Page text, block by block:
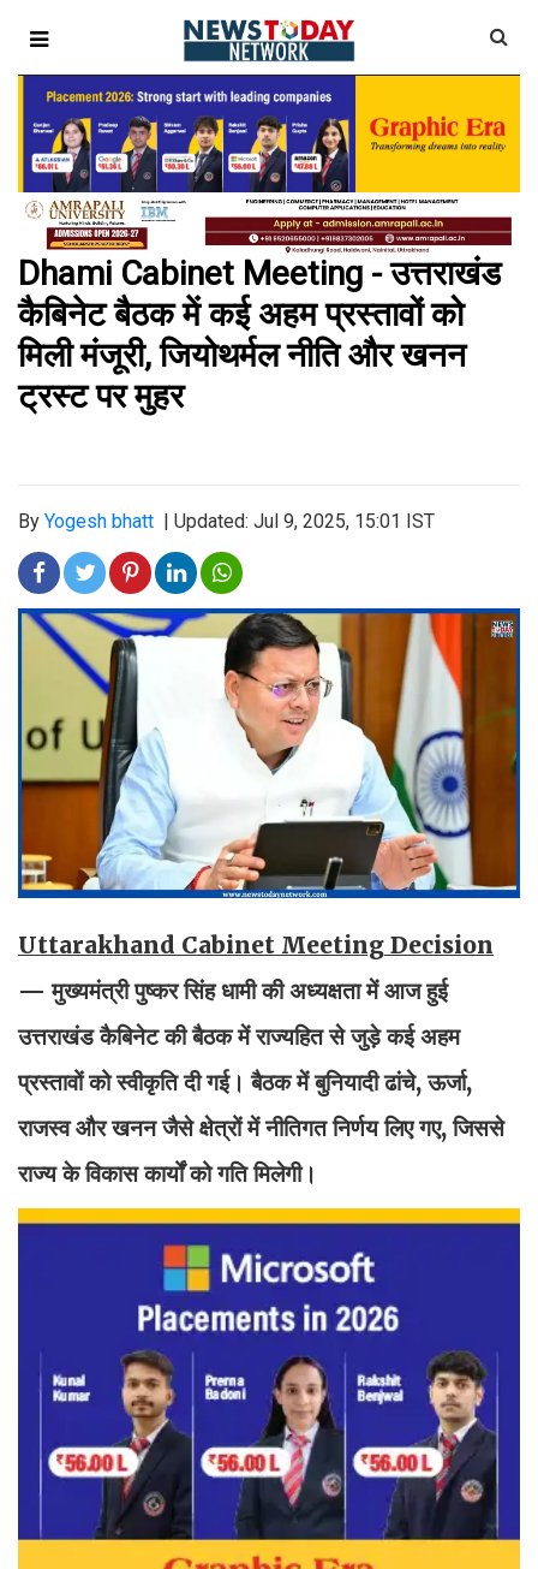
Dhami Cabinet Meeting - उत्तराखंड
कैबिनेट बैठक में कई अहम प्रस्तावों को
मिली मंजूरी, जियोथर्मल नीति और खनन
ट्रस्ट पर मुहर
By Yogesh bhatt Updated: Jul 9, 2025, 15:01 IST
Uttarakhand Cabinet Meeting Decision
— मुख्यमंत्री पुष्कर सिंह धामी की अध्यक्षता में आज हुई
उत्तराखंड कैबिनेट की बैठक में राज्यहित से जुड़े कई अहम
प्रस्तावों को स्वीकृति दी गई। बैठक में बुनियादी ढांचे, ऊर्जा,
राजस्व और खनन जैसे क्षेत्रों में नीतिगत निर्णय लिए गए, जिससे
राज्य के विकास कार्यों को गति मिलेगी।